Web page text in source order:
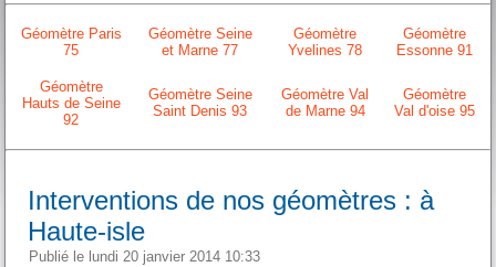
Géomètre Paris
75
Géomètre Seine
et Marne 77
Géomètre
Yvelines 78
Géomètre
Essonne 91
Géomètre
Hauts de Seine
92
Géomètre Seine
Saint Denis 93
Géomètre Val
de Marne 94
Géomètre
Val d'oise 95
Interventions de nos géomètres : à
Haute-isle
Publié le lundi 20 janvier 2014 10:33